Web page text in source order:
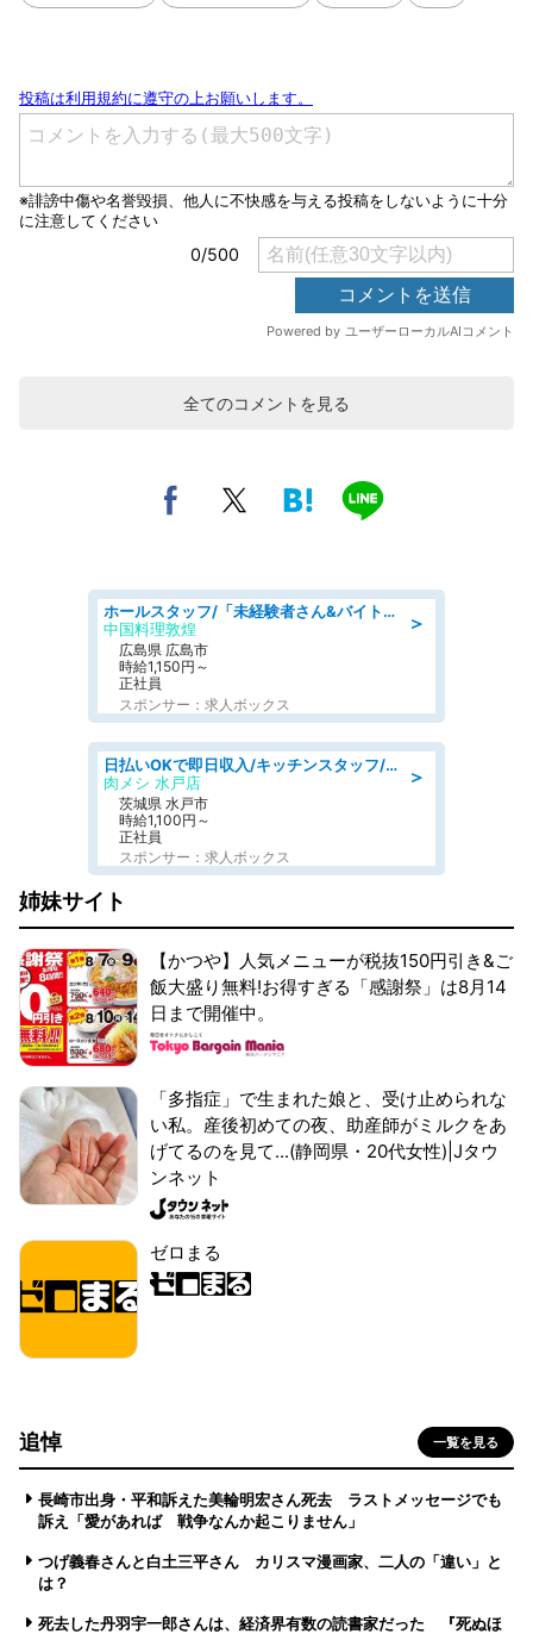
全てのコメントを見る
＞
ホールスタッフ/「未経験者さん&バイトデビューも大歓迎」残業ほぼなし×1日3時間〜勤務OK!フォロー体制も充実/広島県/広島市南区
中国料理敦煌
広島県 広島市
時給1,150円～
正社員
スポンサー：求人ボックス
＞
日払いOKで即日収入/キッチンスタッフ/「原付免許必須」デリバリー業務など、自己成長可能な幅広い仕事に挑戦!髪型自由&ピアス・ネイルOK/茨城県/水戸市
肉メシ 水戸店
茨城県 水戸市
時給1,100円～
正社員
スポンサー：求人ボックス
姉妹サイト
【かつや】人気メニューが税抜150円引き&ご
飯大盛り無料!お得すぎる「感謝祭」は8月14
日まで開催中。
「多指症」で生まれた娘と、受け止められな
い私。産後初めての夜、助産師がミルクをあ
げてるのを見て...(静岡県・20代女性)|Jタウ
ンネット
ゼロまる
追悼 一覧を見る
長崎市出身・平和訴えた美輪明宏さん死去 ラストメッセージでも
訴え「愛があれば 戦争なんか起こりません」
つげ義春さんと白土三平さん カリスマ漫画家、二人の「違い」と
は？
死去した丹羽宇一郎さんは、経済界有数の読書家だった 『死ぬほ